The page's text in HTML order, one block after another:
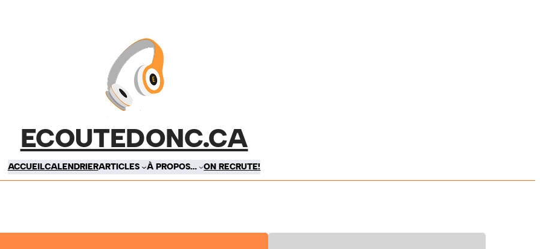
ECOUTEDONC.CA
ACCUEILCALENDRIERARTICLES À PROPOS… ON RECRUTE!